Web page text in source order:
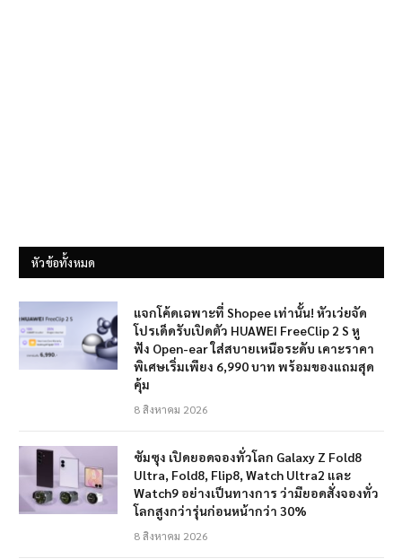
หัวข้อทั้งหมด
แจกโค้ดเฉพาะที่ Shopee เท่านั้น! หัวเว่ยจัด
โปรเด็ดรับเปิดตัว HUAWEI FreeClip 2 S หู
ฟัง Open-ear ใส่สบายเหนือระดับ เคาะราคา
พิเศษเริ่มเพียง 6,990 บาท พร้อมของแถมสุด
คุ้ม
8 สิงหาคม 2026
ซัมซุง เปิดยอดจองทั่วโลก Galaxy Z Fold8
Ultra, Fold8, Flip8, Watch Ultra2 และ
Watch9 อย่างเป็นทางการ ว่ามียอดสั่งจองทั่ว
โลกสูงกว่ารุ่นก่อนหน้ากว่า 30%
8 สิงหาคม 2026